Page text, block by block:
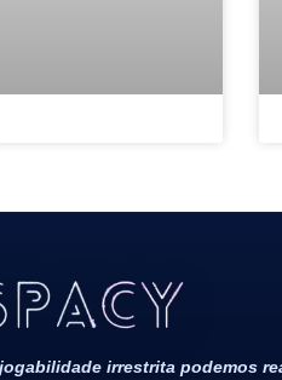
2022/2023​
irrestrita podemos